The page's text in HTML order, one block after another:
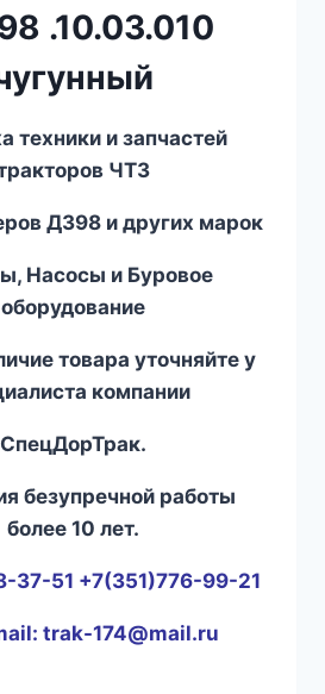
.10.03.010
техники и запчастей
ЧТЗ
ДЗ98 и других марок
Насосы и Буровое
оборудование
товара уточняйте у
компании
СпецДорТрак.
безупречной работы
более 10 лет.
37-51 +7(351)776-99-21
trak-174@mail.ru